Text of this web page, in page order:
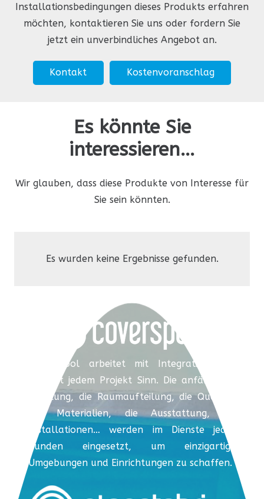
Installationsbedingungen dieses Produkts erfahren
möchten, kontaktieren Sie uns oder fordern Sie
jetzt ein unverbindliches Angebot an.
Kontakt Kostenvoranschlag
Es könnte Sie
interessieren…
Wir glauben, dass diese Produkte von Interesse für
Sie sein könnten.
Es wurden keine Ergebnisse gefunden.
Coverspool arbeitet mit Integration und
verleiht jedem Projekt Sinn. Die anfängliche
Beratung, die Raumaufteilung, die Qualität
der Materialien, die Ausstattung, die
Installationen… werden im Dienste jedes
Kunden eingesetzt, um einzigartige
Umgebungen und Einrichtungen zu schaffen.